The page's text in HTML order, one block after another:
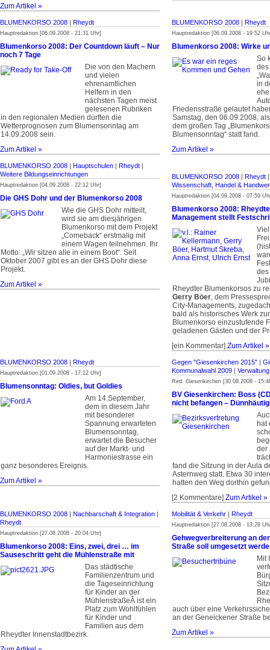
Zum Artikel »
BLUMENKORSO 2008 | Rheydt
Hauptredaktion [06.09.2008 - 21:31 Uhr]
Blumenkorso 2008: Der Countdown läuft – Nur
noch 7 Tage
Die von den Machern
und vielen
ehrenamtlichen
Helfern in den
nächsten Tagen meist
gelesenen Rubriken
in den regionalen Medien dürften die
Wetterprognosen zum Blumensonntag am
14.09.2008 sein.
Zum Artikel »
BLUMENKORSO 2008 | Rheydt
Hauptredaktion [06.09.2008 - 19:52
Blumenkorso 2008: Wirke
So
des
in
Friedensstraße gelautet
Samstag, den 06.09.2008,
dem großen Tag
Blumensonntag“ statt fand.
Zum Artikel »
BLUMENKORSO 2008 | Hauptschulen | Rheydt |
Weitere Bildungseinrichtungen
Hauptredaktion [04.09.2008 - 22:12 Uhr]
Die GHS Dohr und der Blumenkorso 2008
Wie die GHS Dohr mitteilt,
wird sie am diesjährigen
Blumenkorso mit dem Projekt
„Comeback“ erstmalig mit
einem Wagen teilnehmen. Ihr
Motto: „Wir sitzen alle in einem Boot“. Seit
Oktober 2007 gibt es an der GHS Dohr diese
Projekt.
Zum Artikel »
BLUMENKORSO 2008 | Rheydt
Wissenschaft, Handel &
Hauptredaktion [04.09.2008 - 07:59
Blumenkorso 2008:
Management stellt
Rheydter Blumenkorsos zu
Gerry Böer, dem
City-Managements,
bald als historisches Werk
Blumenkorso einzustufende
geladenen Gästen und der
[ein Kommentar] Zum Artikel »
BLUMENKORSO 2008 | Rheydt
Hauptredaktion [01.09.2008 - 17:12 Uhr]
Blumensonntag: Oldies, but Goldies
Am 14.September,
dem in diesem Jahr
mit besonderer
Spannung erwarteten
Blumensonntag,
erwartet die Besucher
auf der Markt- und
Harmoniestrasse ein
ganz besonderes Ereignis.
Zum Artikel »
Gegen "Giesenkirchen 2015" |
Kommunalwahl 2009 |
Red. Giesenkirchen [30.08.2008 -
BV Giesenkirchen: Boss
nicht befangen –
hat
der
fand die Sitzung in der Aula
Asternweg statt. Etwa 30
hatten den Weg dorthin
[2 Kommentare] Zum Artikel »
BLUMENKORSO 2008 | Nachbarschaft & Integration |
Rheydt
Hauptredaktion [27.08.2008 - 20:04 Uhr]
Blumenkorso 2008: Eins, zwei, drei … im
Sauseschritt geht die Mühlenstraße mit
Das städtische
Familienzentrum und
die Tageseinrichtung
für Kinder an der
MühlenstraßeÂ ist ein
Platz zum Wohlfühlen
für Kinder und
Familien aus dem
Rheydter Innenstadtbezirk.
Mobilität & Verkehr | Rheydt
Hauptredaktion [27.08.2008 - 13:28
Gehwegverbreiterung an
Straße soll umgesetzt
Mit
auch über eine
an der Geneickener Straße
Zum Artikel »